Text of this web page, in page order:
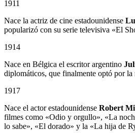
1911
Nace la actriz de cine estadounidense
popularizó con su serie televisiva «El
1914
Nace en Bélgica el escritor argentino
diplomáticos, que finalmente optó por la
1917
Nace el actor estadounidense Robert
filmes como «Odio y orgullo», «La
lo sabe», «El dorado» y la «La hija de